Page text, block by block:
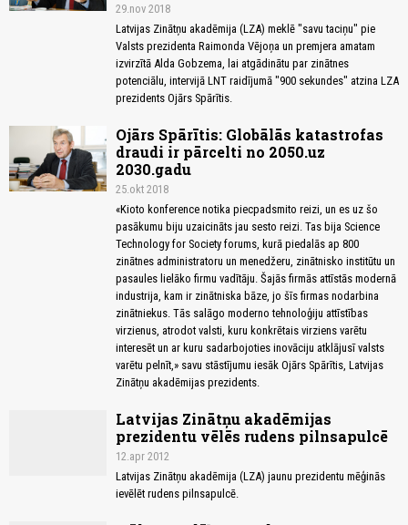
29.nov 2018
Latvijas Zinātņu akadēmija (LZA) meklē "savu taciņu" pie
Valsts prezidenta Raimonda Vējoņa un premjera amatam
izvirzītā Alda Gobzema, lai atgādinātu par zinātnes
potenciālu, intervijā LNT raidījumā "900 sekundes" atzina LZA
prezidents Ojārs Spārītis.
Ojārs Spārītis: Globālās katastrofas
draudi ir pārcelti no 2050.uz
2030.gadu
25.okt 2018
«Kioto konference notika piecpadsmito reizi, un es uz šo
pasākumu biju uzaicināts jau sesto reizi. Tas bija Science
Technology for Society forums, kurā piedalās ap 800
zinātnes administratoru un menedžeru, zinātnisko institūtu un
pasaules lielāko firmu vadītāju. Šajās firmās attīstās modernā
industrija, kam ir zinātniska bāze, jo šīs firmas nodarbina
zinātniekus. Tās salāgo moderno tehnoloģiju attīstības
virzienus, atrodot valsti, kuru konkrētais virziens varētu
interesēt un ar kuru sadarbojoties inovāciju atklājusī valsts
varētu pelnīt,» savu stāstījumu iesāk Ojārs Spārītis, Latvijas
Zinātņu akadēmijas prezidents.
Latvijas Zinātņu akadēmijas
prezidentu vēlēs rudens pilnsapulcē
12.apr 2012
Latvijas Zinātņu akadēmija (LZA) jaunu prezidentu mēģinās
ievēlēt rudens pilnsapulcē.